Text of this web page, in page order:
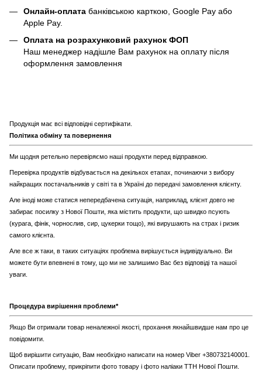
Онлайн-оплата банківською карткою, Google Pay або
Apple Pay.
Оплата на розрахунковий рахунок ФОП
Наш менеджер надішле Вам рахунок на оплату після
оформлення замовлення
Продукція має всі відповідні сертифікати.
Політика обміну та повернення
Ми щодня ретельно перевіряємо наші продукти перед відправкою.
Перевірка продуктів відбувається на декількох етапах, починаючи з вибору
найкращих постачальників у світі та в Україні до передачі замовлення клієнту.
Але іноді може статися непередбачена ситуація, наприклад, клієнт довго не
забирає посилку з Нової Пошти, яка містить продукти, що швидко псують
(курага, фінік, чорнослив, сир, цукерки тощо), які вирушають на страх і ризик
самого клієнта.
Але все ж таки, в таких ситуаціях проблема вирішується індивідуально. Ви
можете бути впевнені в тому, що ми не залишимо Вас без відповіді та нашої
уваги.
Процедура вирішення проблеми*
Якщо Ви отримали товар неналежної якості, прохання якнайшвидше нам про це
повідомити.
Щоб вирішити ситуацію, Вам необхідно написати на номер Viber +380732140001.
Описати проблему, прикріпити фото товару і фото наліаки ТТН Нової Пошти.